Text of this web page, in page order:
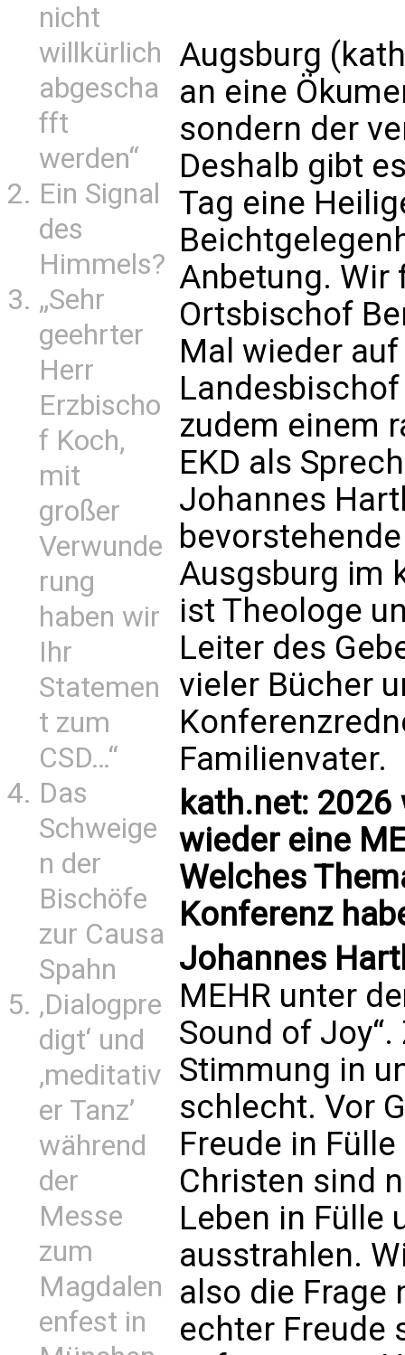
nicht
willkürlich
abgescha
fft
werden“
Ein Signal
des
Himmels?
„Sehr
geehrter
Herr
Erzbischo
f Koch,
mit
großer
Verwunde
rung
haben wir
Ihr
Statemen
t zum
CSD…“
Das
Schweige
n der
Bischöfe
zur Causa
Spahn
‚Dialogpre
digt‘ und
‚meditativ
er Tanz’
während
der
Messe
zum
Magdalen
enfest in
Augsburg
an eine
sondern der
Deshalb gibt
Tag eine
Anbetung. Wir
Ortsbischof
Mal wieder
zudem einem
EKD als
Johannes
Ausgsburg im
ist Theologe
Leiter des
vieler Bücher
Familienvater.
kath.net:
wieder eine
Welches
Konferenz
Johannes
MEHR unter
Sound of
Stimmung in
schlecht. Vor
Freude in
Christen sind
Leben in Fülle
ausstrahlen.
also die Frage
echter Freude